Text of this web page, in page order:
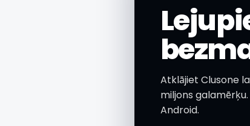
Atklājiet Clusone
miljons
Android.